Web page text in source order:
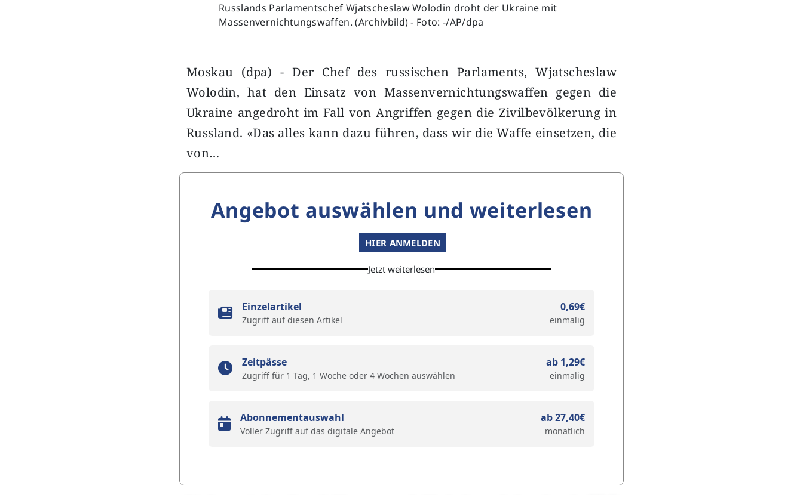
Russlands Parlamentschef Wjatscheslaw Wolodin droht der Ukraine mit
Massenvernichtungswaffen. (Archivbild) - Foto: -/AP/dpa
Moskau (dpa) - Der Chef des russischen Parlaments, Wjatscheslaw
Wolodin, hat den Einsatz von Massenvernichtungswaffen gegen die
Ukraine angedroht im Fall von Angriffen gegen die Zivilbevölkerung in
Russland. «Das alles kann dazu führen, dass wir die Waffe einsetzen, die
von…
Angebot auswählen und weiterlesen
HIER ANMELDEN
Jetzt weiterlesen
Einzelartikel
Zugriff auf diesen Artikel
0,69€
einmalig
Zeitpässe
Zugriff für 1 Tag, 1 Woche oder 4 Wochen auswählen
ab 1,29€
einmalig
Abonnementauswahl
Voller Zugriff auf das digitale Angebot
ab 27,40€
monatlich